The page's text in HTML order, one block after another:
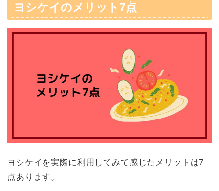
ヨシケイのメリット7点
ヨシケイを実際に利用してみて感じたメリットは7
点あります。